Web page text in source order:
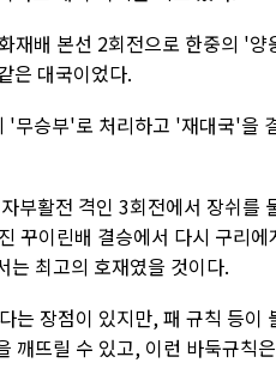
재배 본선 2회전으로 한중의 '양
은 대국이었다.
'무승부'로 처리하고 '재대국'을
부활전 격인 3회전에서 장쉬를
꾸이린배 결승에서 다시 구리에
최고의 호재였을 것이다.
는 장점이 있지만, 패 규칙 등이
깨뜨릴 수 있고, 이런 바둑규칙은